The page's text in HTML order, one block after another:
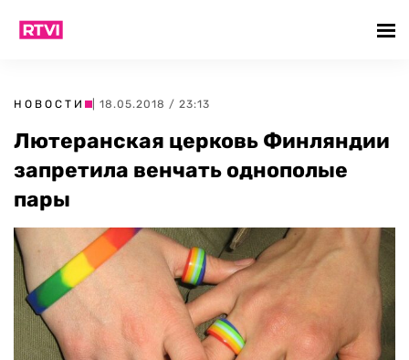
НОВОСТИ | 18.05.2018 / 23:13
Лютеранская церковь Финляндии
запретила венчать однополые
пары